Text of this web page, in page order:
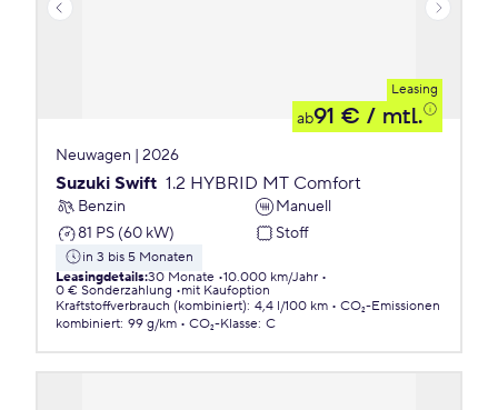
Leasing
ab91 € / mtl.
Neuwagen | 2026
Suzuki Swift 1.2 HYBRID MT Comfort
Benzin
Manuell
81 PS (60 kW)
Stoff
in 3 bis 5 Monaten
Leasingdetails:30 Monate 10.000 km/Jahr
0 € Sonderzahlung
mit Kaufoption
Kraftstoffverbrauch (kombiniert): 4,4 l/100 km
CO₂-Emissionen
kombiniert: 99 g/km CO₂-Klasse: C